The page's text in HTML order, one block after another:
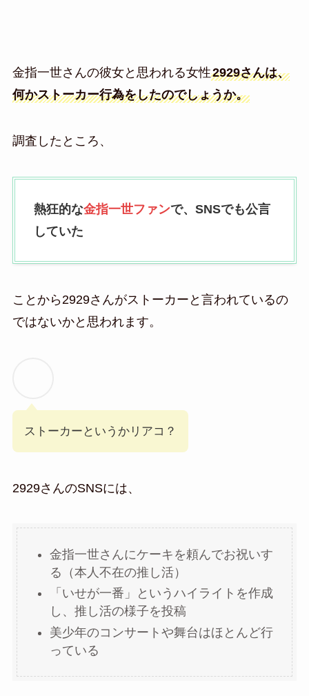
金指一世さんの彼女と思われる女性2929さんは、
何かストーカー行為をしたのでしょうか。
調査したところ、
熱狂的な金指一世ファンで、SNSでも公言
していた
ことから2929さんがストーカーと言われているの
ではないかと思われます。
ストーカーというかリアコ？
2929さんのSNSには、
金指一世さんにケーキを頼んでお祝いす
る（本人不在の推し活）
「いせが一番」というハイライトを作成
し、推し活の様子を投稿
美少年のコンサートや舞台はほとんど行
っている